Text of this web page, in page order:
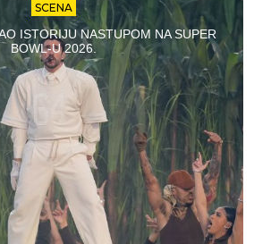
SCENA
ISTORIJU NASTUPOM NA SUPER
BOWL-U 2026.